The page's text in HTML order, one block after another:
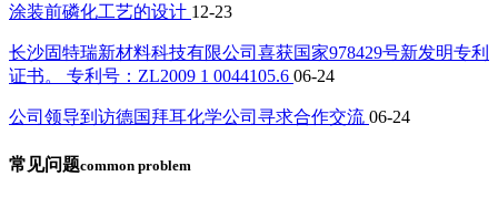
涂装前磷化工艺的设计 12-23
长沙固特瑞新材料科技有限公司喜获国家978429号新发明专利
证书。 专利号：ZL2009 1 0044105.6 06-24
公司领导到访德国拜耳化学公司寻求合作交流 06-24
常见问题common problem